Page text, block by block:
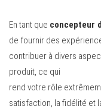
En tant que concepteur
de fournir des
contribuer à divers
produit, ce qui
rend votre rôle
satisfaction, la fidélité et